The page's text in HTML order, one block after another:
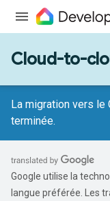
Cloud-to-
La migration vers le
terminée.
Google utilise la
langue préférée. Les